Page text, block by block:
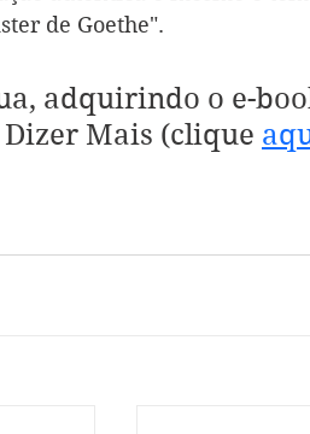
de Goethe".
adquirindo o e-
Mais (clique